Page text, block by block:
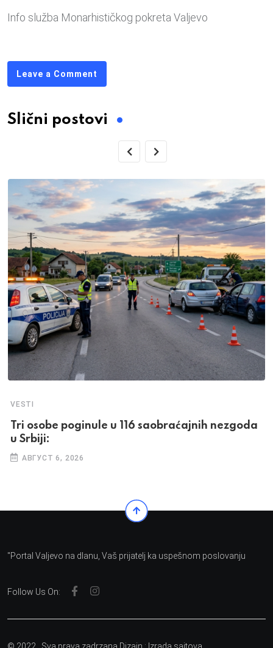
Info služba Monarhističkog pokreta Valjevo
Leave a Comment
Slični postovi
VESTI
Tri osobe poginule u 116 saobraćajnih nezgoda
u Srbiji:
АВГУСТ 6, 2026
"Portal Valjevo na dlanu, Vaš prijatelj ka uspešnom poslovanju
Follow Us On: